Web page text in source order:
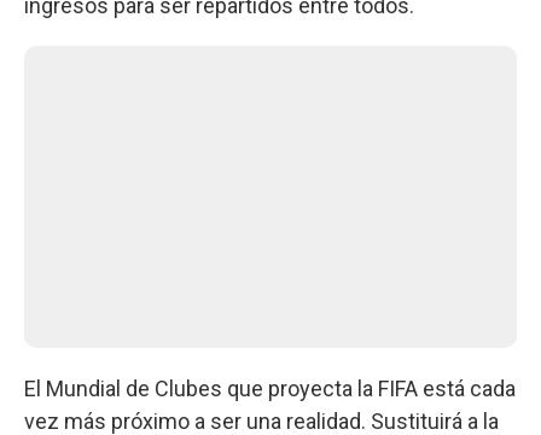
ingresos para ser repartidos entre todos.
El Mundial de Clubes que proyecta la FIFA está cada
vez más próximo a ser una realidad. Sustituirá a la